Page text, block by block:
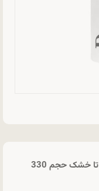
لوسیون بدن درمالوگ مناسب پوست نرمال تا خشک حجم 330